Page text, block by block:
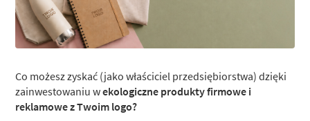
Co możesz zyskać (jako właściciel przedsiębiorstwa) dzięki
zainwestowaniu wekologiczne produkty firmowe i
reklamowe z Twoim logo?